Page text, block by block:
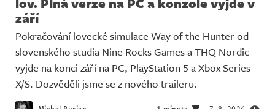
září
Pokračování lovecké simulace Way of the Hunter od
slovenského studia Nine Rocks Games a THQ Nordic
vyjde na konci září na PC, PlayStation 5 a Xbox Series
X/S. Dozvěděli jsme se z nového traileru.